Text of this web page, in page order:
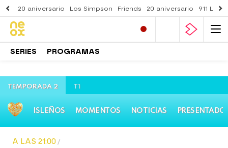
20 aniversario Los Simpson Friends 20 aniversario 911
SERIES PROGRAMAS
TEMPORADA 2 T1
ISLEÑOS MOMENTOS NOTICIAS
A LAS 21:00